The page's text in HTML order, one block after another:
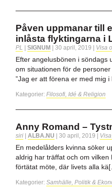
Påven uppmanar till
inlåsta flyktingarna i
PL SIGNUM 30 april, 2019 Visa
Efter angelusbönen i söndags
om situationen för de
”Jag er att förena er med mig
Kategorier: Filosofi, Idé & Religion
Anny Romand –
siri ALBA.NU 30 april, 2019
En medelålders kvinna söker
aldrig har träffat och om vilken
förtätat möte, där livets alla
Kategorier: Samhälle, Politik &